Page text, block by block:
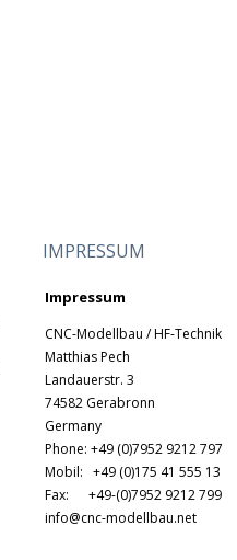
IMPRESSUM
Impressum
CNC-Modellbau / HF-Technik
Matthias Pech
Landauerstr. 3
74582 Gerabronn
Germany
Phone: +49 (0)7952 9212 797
Mobil: +49 (0)175 41 555 13
Fax: +49-(0)7952 9212 799
info@cnc-modellbau.net